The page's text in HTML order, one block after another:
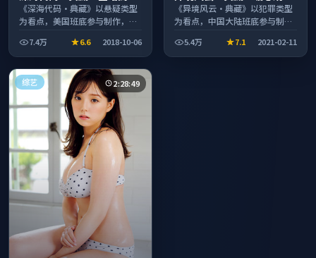
推荐节奏紧凑值得追看
《深海代码·典藏》以悬疑类型
为看点，美国班底参与制作，叙
段观看。
7.4万 6.6 2018-10-06
季口碑发酵持续升温
《异境风云·典藏》以犯罪类型
为看点，中国大陆班底参与制
休闲时段观看。
5.4万 7.1 2021-02-11
综艺 2:28:49